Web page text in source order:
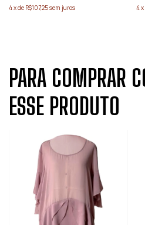
4xde R$107,25sem juros 4x
PARA COMPRAR
ESSE PRODUTO